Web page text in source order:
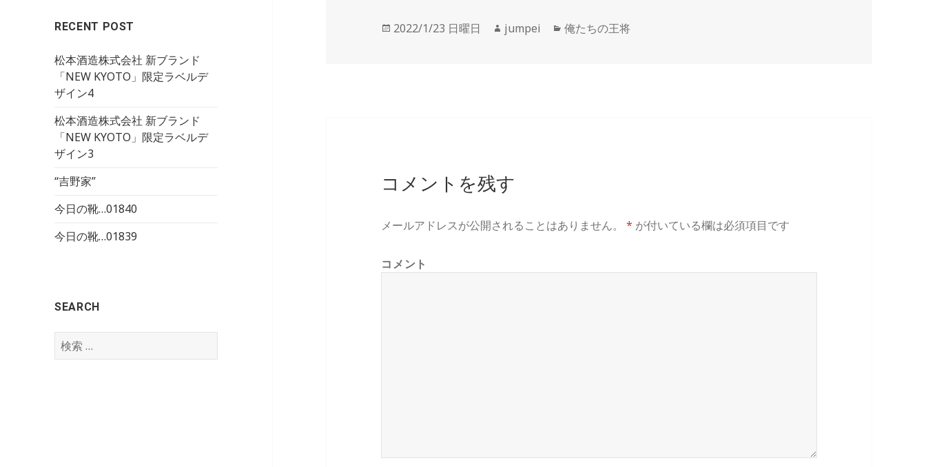
RECENT POST
松本酒造株式会社 新ブランド
「NEW KYOTO」限定ラベルデ
ザイン4
松本酒造株式会社 新ブランド
「NEW KYOTO」限定ラベルデ
ザイン3
“吉野家”
今日の靴…01840
今日の靴…01839
SEARCH
検
索
投
2022/1/23 日曜日
作
jumpei
カ
俺たちの王将
コメントを残す
メールアドレスが公開されることはありません。 * が付いている欄は必須項目です
コメント